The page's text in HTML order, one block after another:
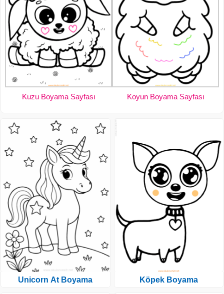
Kuzu Boyama Sayfası Koyun Boyama Sayfası
Unicorn At Boyama Köpek Boyama